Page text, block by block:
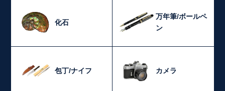
化石
万年筆/ボールペ
ン
包丁/ナイフ カメラ